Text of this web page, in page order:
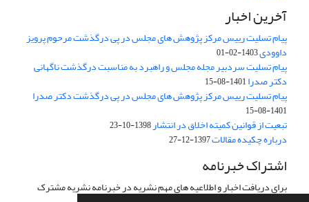
آخرین اخبار
پیام تسلیت رییس مرکز پژوهش های مجلس در پی درگذشت مرحوم پرویز
داوودی1403-02-01
پیام تسلیت سردبیر مجله مجلس و راهبرد به مناسبت درگذشت ناگهانی
دکتر صدرا1401-08-15
پیام تسلیت رییس مرکز پژوهش های مجلس در پی درگذشت دکتر صدرا
1401-08-15
تبعیت از قوانین کمیته اخلاق در انتشار1398-10-23
درباره چکیده مقالات1397-12-27
اشتراک خبرنامه
برای دریافت اخبار و اطلاعیه های مهم نشریه در خبرنامه نشریه مشترک